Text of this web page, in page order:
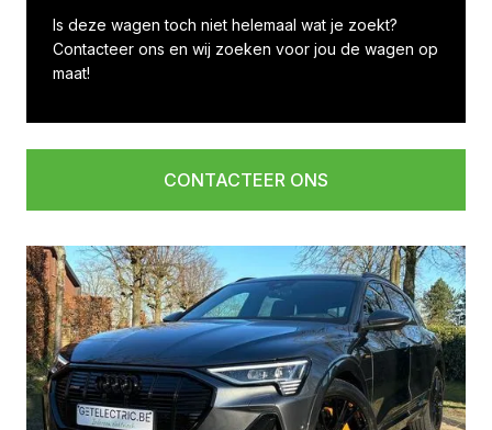
Is deze wagen toch niet helemaal wat je zoekt?
Contacteer ons en wij zoeken voor jou de wagen op
maat!
CONTACTEER ONS